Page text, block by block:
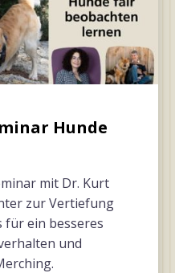
Hunde
mit Dr. Kurt
zur Vertiefung
ein besseres
und